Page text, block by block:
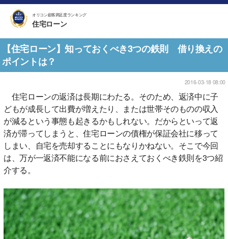
オリコン顧客満足度ランキング
住宅ローン
【住宅ローン】知っておくべき3つの鉄則 借り換えの
ポイントは？
2016-03-18 08:00
住宅ローンの返済は長期にわたる。そのため、返済中に子
どもが成長して出費が増えたり、または世帯そのものの収入
が減るという事態も起きるかもしれない。だからといって返
済が滞ってしまうと、住宅ローンの債権が保証会社に移って
しまい、自宅を売却することにもなりかねない。そこで今回
は、万が一返済不能になる前におさえておくべき鉄則を3つ紹
介する。